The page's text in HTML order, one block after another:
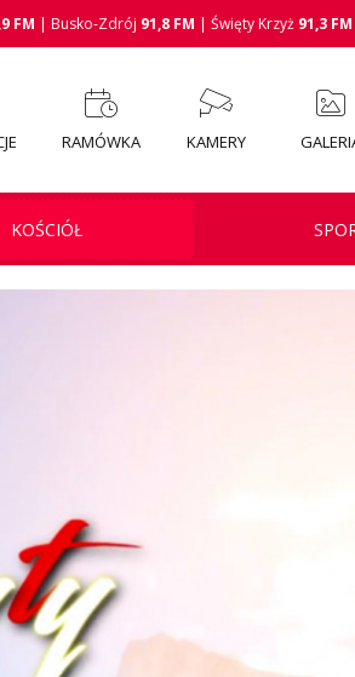
FM | Busko-Zdrój 91,8 FM | Święty Krzyż 91,3 FM
RAMÓWKA KAMERY
KOŚCIÓŁ